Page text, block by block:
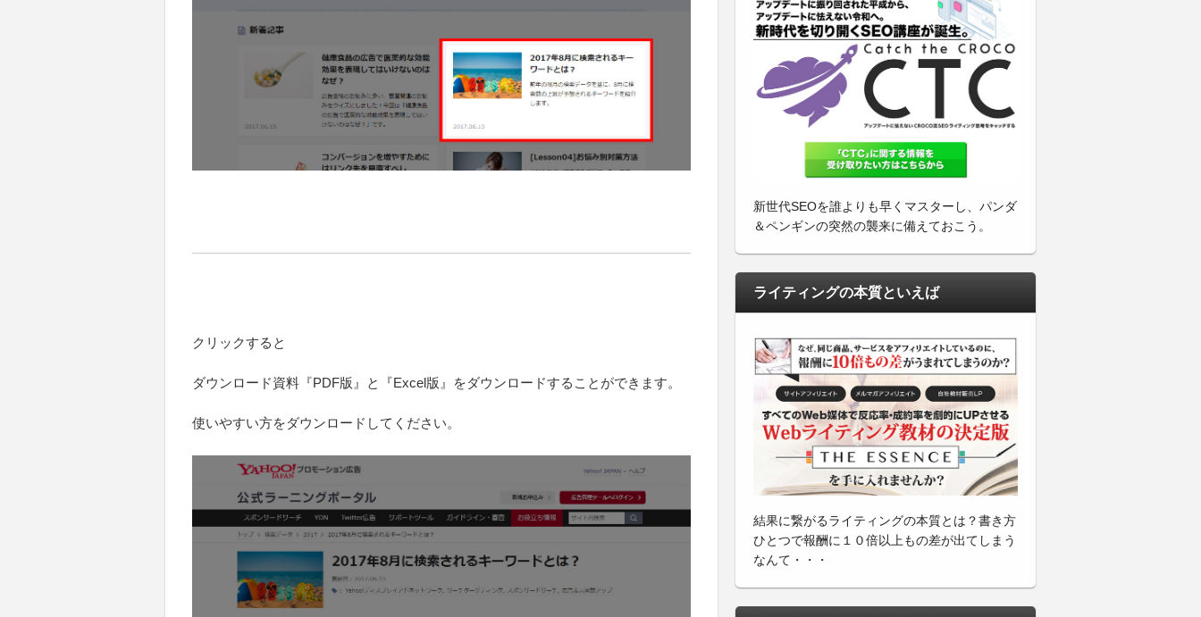
クリックすると
ダウンロード資料『PDF版』と『Excel版』をダウンロードすることができます。
使いやすい方をダウンロードしてください。
新世代SEOを誰よりも早くマスターし、パンダ
＆ペンギンの突然の襲来に備えておこう。
ライティングの本質といえば
結果に繋がるライティングの本質とは？書き方
ひとつで報酬に１０倍以上もの差が出てしまう
なんて・・・